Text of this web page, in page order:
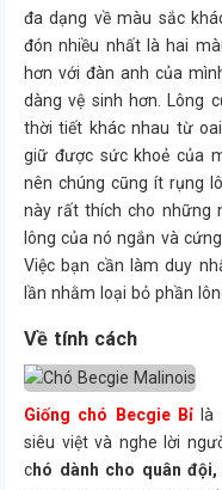
đa dạng về màu sắc
đón nhiều nhất là hai
hơn với đàn anh của
dàng vệ sinh hơn. Lông
thời tiết khác nhau từ
giữ được sức khoẻ của
nên chúng cũng ít rụng
này rất thích cho những
lông của nó ngắn và
Việc bạn cần làm duy
lần nhằm loại bỏ phần
Về tính cách
Giống chó Becgie Bỉ là
siêu việt và nghe lời
chó dành cho quân đội,